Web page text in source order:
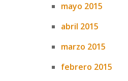
mayo 2015
abril 2015
marzo 2015
febrero 2015